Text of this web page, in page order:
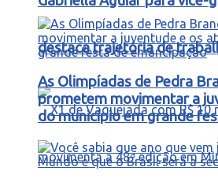
destaca trajetória de
As Olimpíadas de Pedra
prometem movimentar a
do município em grande